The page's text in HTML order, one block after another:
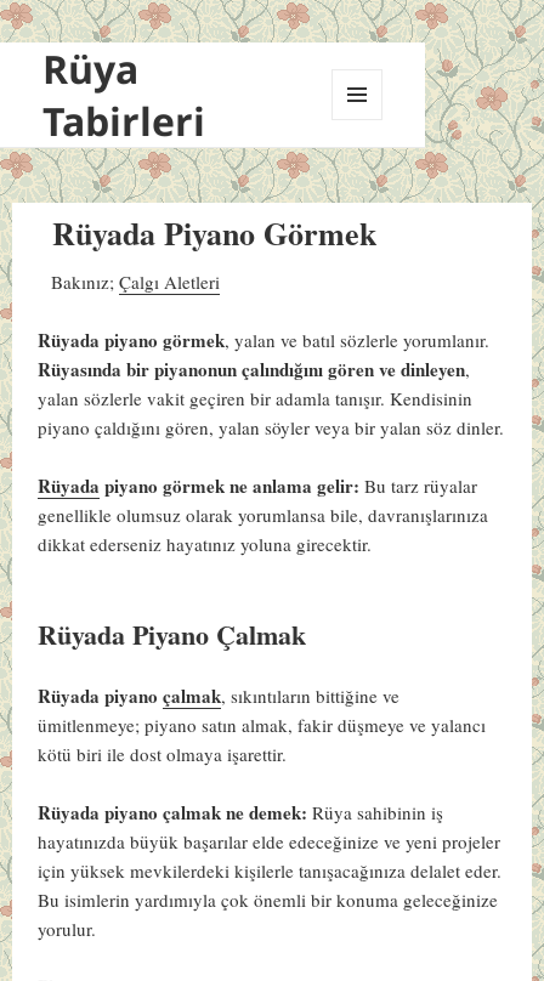
Rüya
Tabirleri
VE
BILEŞENLER
Rüyada Piyano Görmek
Bakınız;Çalgı Aletleri
Rüyada piyano görmek, yalan ve batıl sözlerle yorumlanır.
Rüyasında bir piyanonun çalındığını gören ve dinleyen,
yalan sözlerle vakit geçiren bir adamla tanışır. Kendisinin
piyano çaldığını gören, yalan söyler veya bir yalan söz dinler.
Rüyada piyano görmek ne anlama gelir:Bu tarz rüyalar
genellikle olumsuz olarak yorumlansa bile, davranışlarınıza
dikkat ederseniz hayatınız yoluna girecektir.
Rüyada Piyano Çalmak
Rüyada piyanoçalmak, sıkıntıların bittiğine ve
ümitlenmeye; piyano satın almak, fakir düşmeye ve yalancı
kötü biri ile dost olmaya işarettir.
Rüyada piyano çalmak ne demek:Rüya sahibinin iş
hayatınızda büyük başarılar elde edeceğinize ve yeni projeler
için yüksek mevkilerdeki kişilerle tanışacağınıza delalet eder.
Bu isimlerin yardımıyla çok önemli bir konuma geleceğinize
yorulur.